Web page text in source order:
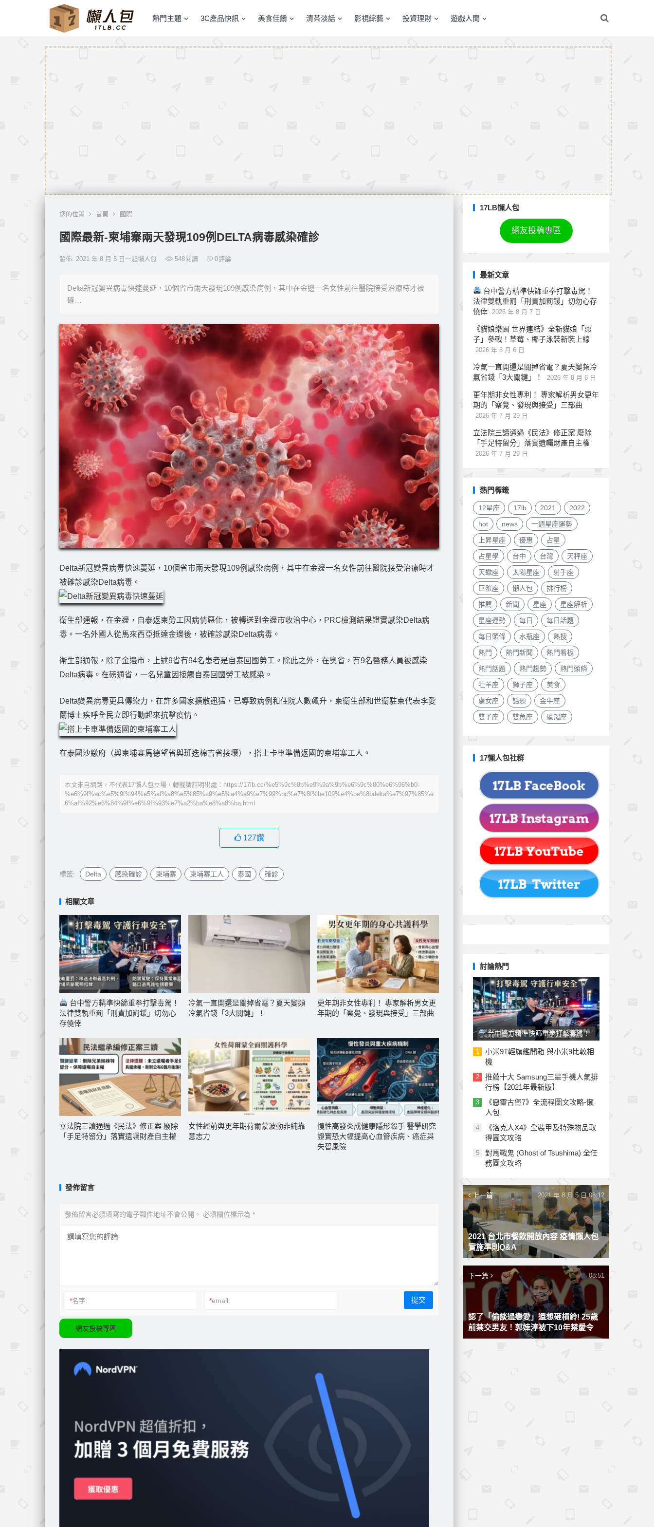
熱門主題 3C產品快訊 美食佳餚 清茶淡話 影視綜藝 投資理財 遊戲人間
您的位置 首頁 國際
國際最新-柬埔寨兩天發現109例DELTA病毒感染確診
發佈: 2021 年 8 月 5 日一起懶人包 548 閱讀 0評論
Delta新冠變異病毒快速蔓延，10個省市兩天發現109例感染病例，其中在金邊一名女性前往醫院接受治療時才被
確…
Delta新冠變異病毒快速蔓延，10個省市兩天發現109例感染病例，其中在金邊一名女性前往醫院接受治療時才
被確診感染Delta病毒。
衛生部通報，在金邊，自泰返柬勞工因病情惡化，被轉送到金邊市收治中心，PRC檢測結果證實感染Delta病
毒。一名外國人從馬來西亞抵達金邊後，被確診感染Delta病毒。
衛生部通報，除了金邊市，上述9省有94名患者是自泰回國勞工。除此之外，在奧省，有9名醫務人員被感染
Delta病毒。在磅通省，一名兒童因接觸自泰回國勞工被感染。
Delta變異病毒更具傳染力，在許多國家擴散迅猛，已導致病例和住院人數飆升，柬衛生部和世衛駐柬代表李愛
蘭博士疾呼全民立即行動起來抗擊疫情。
在泰國沙繳府（與柬埔寨馬德望省與班迭棉吉省接壤），搭上卡車準備返國的柬埔寨工人。
本文來自網路，不代表17懶人包立場，轉載請註明出處：https://17lb.cc/%e5%9c%8b%e9%9a%9b%e6%9c%80%e6%96%b0-
%e6%9f%ac%e5%9f%94%e5%af%a8%e5%85%a9%e5%a4%a9%e7%99%bc%e7%8f%be109%e4%be%8bdelta%e7%97%85%e
6%af%92%e6%84%9f%e6%9f%93%e7%a2%ba%e8%a8%ba.html
127讚
標籤: Delta 感染確診 柬埔寨 柬埔寨工人 泰國 確診
相關文章
台中警方精準快篩重拳打擊毒駕！
法律雙軌重罰「刑責加罰鍰」切勿心
存僥倖
冷氣一直開還是關掉省電？夏天變頻
冷氣省錢「3大關鍵」！
更年期非女性專利！ 專家解析男女更
年期的「察覺、發現與接受」三部曲
立法院三讀通過《民法》修正案 廢除
「手足特留分」落實遺囑財產自主權
女性經前與更年期荷爾蒙波動非純靠
意志力
慢性高發炎成健康隱形殺手 醫學研究
證實恐大幅提高心血管疾病、癌症與
失智風險
發佈留言
發佈留言必須填寫的電子郵件地址不會公開。 必填欄位標示為 *
*名字: *email:
網友投稿專區
17LB懶人包
網友投稿專區
最新文章
台中警方精準快篩重拳打擊毒駕！
法律雙軌重罰「刑責加罰鍰」切勿心存
僥倖
2026 年 8 月 7 日
《貓娘樂園 世界連結》全新貓娘「棗
子」參戰！草莓、椰子泳裝新裝上線
2026 年 8 月 6 日
冷氣一直開還是關掉省電？夏天變頻冷
氣省錢「3大關鍵」！
2026 年 8 月 6 日
更年期非女性專利！ 專家解析男女更年
期的「察覺、發現與接受」三部曲
2026 年 7 月 29 日
立法院三讀通過《民法》修正案 廢除
「手足特留分」落實遺囑財產自主權
2026 年 7 月 29 日
熱門標籤
12星座 17lb 2021 2022
hot news 一週星座運勢
上昇星座 優惠 占星
占星學 台中 台灣 天秤座
天蠍座 太陽星座 射手座
巨蟹座 懶人包 排行榜
推薦 新聞 星座 星座解析
星座運勢 每日 每日話題
每日頭條 水瓶座 熱搜
熱門 熱門新聞 熱門看板
熱門話題 熱門趨勢 熱門頭條
牡羊座 獅子座 美食
處女座 話題 金牛座
雙子座 雙魚座 魔羯座
17懶人包社群
討論熱門
台中警方精準快篩重拳打擊毒駕！
法律雙軌重罰「刑責加罰鍰」切勿心存
僥倖
1
小米9T輕旗艦開箱 與小米9比較相
機
2
推薦十大 Samsung三星手機人氣排
行榜【2021年最新版】
3
《惡靈古堡7》全流程圖文攻略-懶
人包
4
《洛克人X4》全裝甲及特殊物品取
得圖文攻略
5
對馬戰鬼 (Ghost of Tsushima) 全任
務圖文攻略
上一篇
2021 台北市餐飲開放內容 疫情懶人包
實施準則Q&A
2021 年 8 月 5 日 08:12
下一篇
認了「偷談過戀愛」還想砸槓鈴! 25歲
前禁交男友！郭婞淳被下10年禁愛令
08:51